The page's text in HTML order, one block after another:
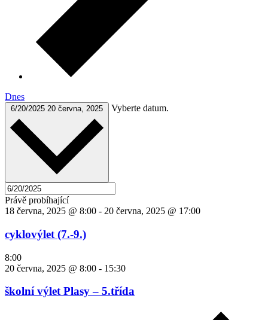
Dnes
6/20/2025 20 června, 2025 Vyberte datum.
Právě probíhající
18 června, 2025 @ 8:00 - 20 června, 2025 @ 17:00
cyklovýlet (7.-9.)
8:00
20 června, 2025 @ 8:00 - 15:30
školní výlet Plasy – 5.třída